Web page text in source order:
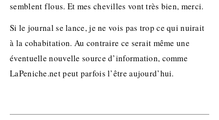
semblent flous. Et mes chevilles vont très bien, merci.
Si le journal se lance, je ne vois pas trop ce qui nuirait
à la cohabitation. Au contraire ce serait même une
éventuelle nouvelle source d’information, comme
LaPeniche.net peut parfois l’être aujourd’hui.